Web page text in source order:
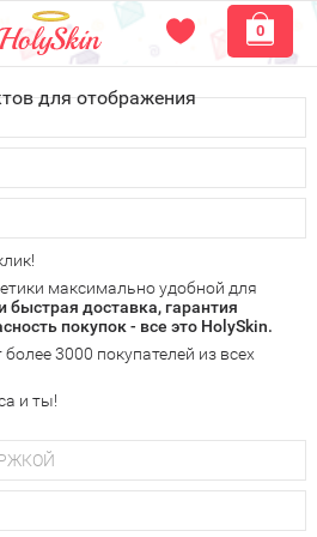
0
для отображения
по всем городам России.
курьером, Почтой России или
PickPoint или пункте
осуществляется ужена
получитьбесплатную
и оплаты в Вашем городе
заказ любым удобным способом:
банк, Сбербанк) и другими
максимально удобной для
быстрая доставка, гарантия
покупок - все это HolySkin.
3000 покупателей из всех
и ты!
все Ваши вопросы по работе
по товарам, рассказать о